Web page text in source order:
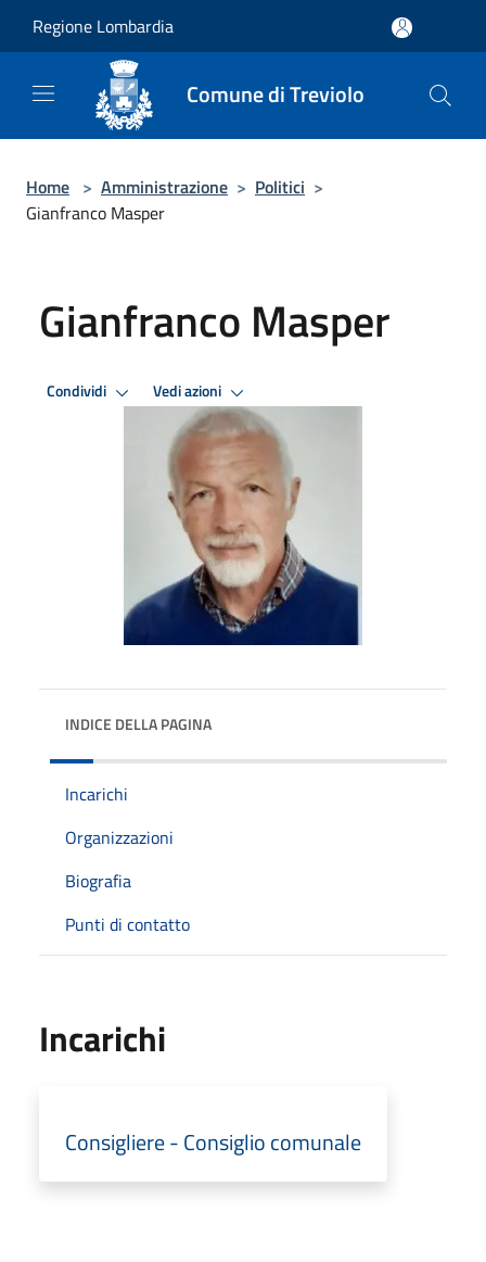
Regione Lombardia
Comune di Treviolo
Home > Amministrazione > Politici >
Gianfranco Masper
Gianfranco Masper
Condividi Vedi azioni
INDICE DELLA PAGINA
Incarichi
Organizzazioni
Biografia
Punti di contatto
Incarichi
Consigliere - Consiglio comunale